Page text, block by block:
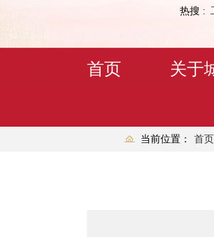
热搜 :
首页 关于
当前位置： 首页